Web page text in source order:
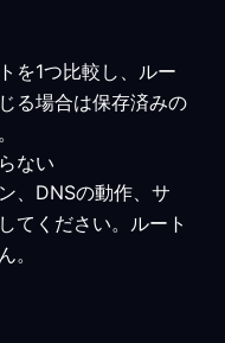
を1つ比較し、ルー
る場合は保存済みの
ない
、DNSの動作、サ
てください。ルート
。